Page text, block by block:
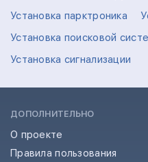
Установка парктроника
Установка поисковой
Установка сигнализации
ДОПОЛНИТЕЛЬНО
О проекте
Правила пользования